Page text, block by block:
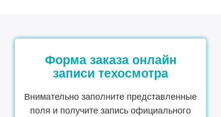
Форма заказа онлайн
записи техосмотра
Внимательно заполните представленные
поля и получите запись официального